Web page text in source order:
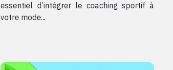
essentiel d’intégrer le coaching sportif à
votre mode...